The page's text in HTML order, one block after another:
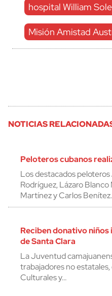
hospital William
Misión Amistad
NOTICIAS
Peloteros cubanos
Los destacados
Rodríguez, Lázaro
Martínez y Carlos
Reciben donativo
de Santa Clara
La Juventud
trabajadores no
Culturales y…